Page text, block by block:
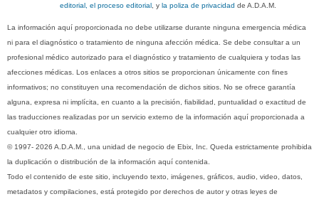
editorial, el proceso editorial, yla poliza de privacidad de A.D.A.M.
La información aquí proporcionada no debe utilizarse durante ninguna emergencia médica
ni para el diagnóstico o tratamiento de ninguna afección médica. Se debe consultar a un
profesional médico autorizado para el diagnóstico y tratamiento de cualquiera y todas las
afecciones médicas. Los enlaces a otros sitios se proporcionan únicamente con fines
informativos; no constituyen una recomendación de dichos sitios. No se ofrece garantía
alguna, expresa ni implícita, en cuanto a la precisión, fiabilidad, puntualidad o exactitud de
las traducciones realizadas por un servicio externo de la información aquí proporcionada a
cualquier otro idioma.
© 1997- 2026 A.D.A.M., una unidad de negocio de Ebix, Inc. Queda estrictamente prohibida
la duplicación o distribución de la información aquí contenida.
Todo el contenido de este sitio, incluyendo texto, imágenes, gráficos, audio, video, datos,
metadatos y compilaciones, está protegido por derechos de autor y otras leyes de